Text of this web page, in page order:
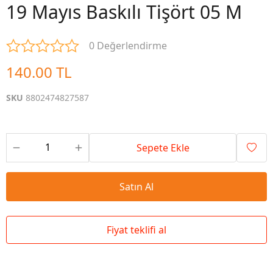
19 Mayıs Baskılı Tişört 05 M
0 Değerlendirme
140.00 TL
SKU 8802474827587
Sepete Ekle
Satın Al
Fiyat teklifi al